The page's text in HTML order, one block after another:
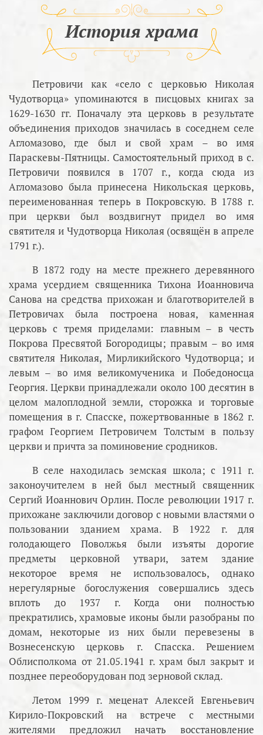
История храма
Петровичи как «село с церковью Николая
Чудотворца» упоминаются в писцовых книгах за
1629-1630 гг. Поначалу эта церковь в результате
объединения приходов значилась в соседнем селе
Агломазово, где был и свой храм – во имя
Параскевы-Пятницы. Самостоятельный приход в с.
Петровичи появился в 1707 г., когда сюда из
Агломазово была принесена Никольская церковь,
переименованная теперь в Покровскую. В 1788 г.
при церкви был воздвигнут придел во имя
святителя и Чудотворца Николая (освящён в апреле
1791 г.).
В 1872 году на месте прежнего деревянного
храма усердием священника Тихона Иоанновича
Санова на средства прихожан и благотворителей в
Петровичах была построена новая, каменная
церковь с тремя приделами: главным – в честь
Покрова Пресвятой Богородицы; правым – во имя
святителя Николая, Мирликийского Чудотворца; и
левым – во имя великомученика и Победоносца
Георгия. Церкви принадлежали около 100 десятин в
целом малоплодной земли, сторожка и торговые
помещения в г. Спасске, пожертвованные в 1862 г.
графом Георгием Петровичем Толстым в пользу
церкви и причта за поминовение сродников.
В селе находилась земская школа; с 1911 г.
законоучителем в ней был местный священник
Сергий Иоаннович Орлин. После революции 1917 г.
прихожане заключили договор с новыми властями о
пользовании зданием храма. В 1922 г. для
голодающего Поволжья были изъяты дорогие
предметы церковной утвари, затем здание
некоторое время не использовалось, однако
нерегулярные богослужения совершались здесь
вплоть до 1937 г. Когда они полностью
прекратились, храмовые иконы были разобраны по
домам, некоторые из них были перевезены в
Вознесенскую церковь г. Спасска. Решением
Облисполкома от 21.05.1941 г. храм был закрыт и
позднее переоборудован под зерновой склад.
Летом 1999 г. меценат Алексей Евгеньевич
Кирило-Покровский на встрече с местными
жителями предложил начать восстановление